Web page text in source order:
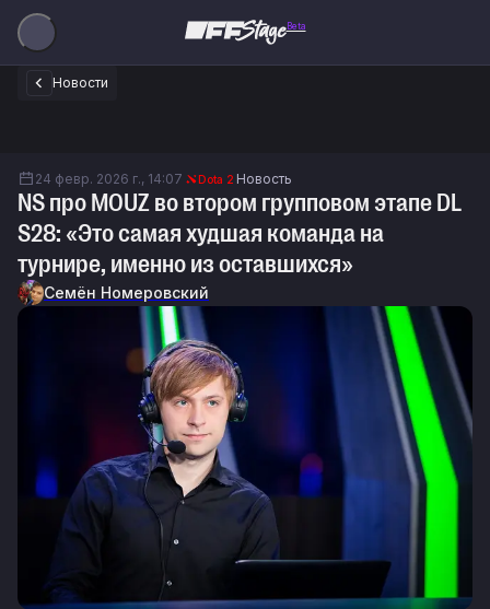
Beta
Новости
24 февр. 2026 г., 14:07 Dota 2 Новость
NS про MOUZ во втором групповом этапе DL
S28: «Это самая худшая команда на
турнире, именно из оставшихся»
Семён Номеровский